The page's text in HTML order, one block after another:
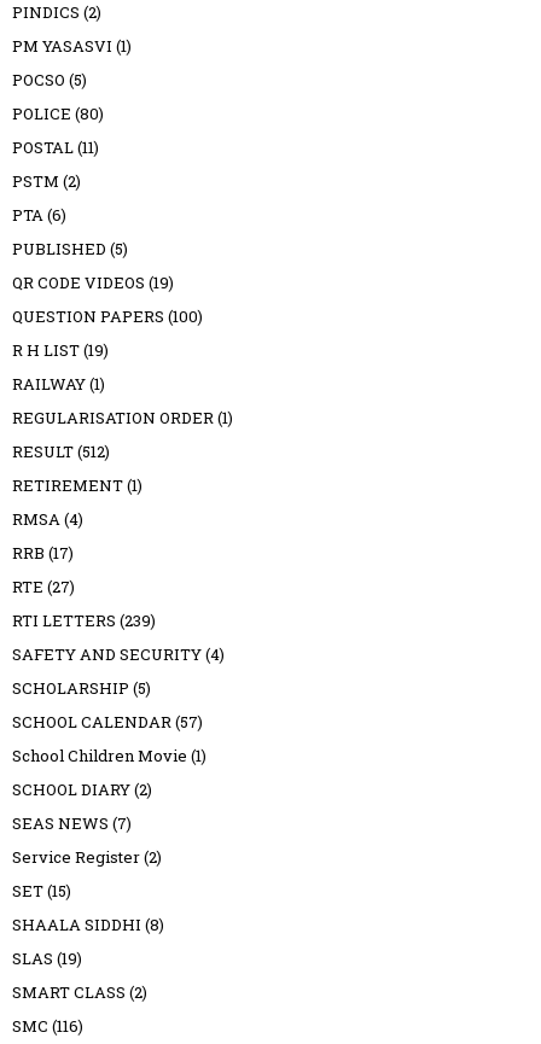
PINDICS (2)
PM YASASVI (1)
POCSO (5)
POLICE (80)
POSTAL(11)
PSTM (2)
PTA(6)
PUBLISHED (5)
QR CODE VIDEOS (19)
QUESTION PAPERS (100)
R H LIST(19)
RAILWAY(1)
REGULARISATION ORDER(1)
RESULT(512)
RETIREMENT(1)
RMSA(4)
RRB (17)
RTE (27)
RTI LETTERS (239)
SAFETY AND SECURITY(4)
SCHOLARSHIP (5)
SCHOOL CALENDAR(57)
School Children Movie (1)
SCHOOL DIARY(2)
SEAS NEWS (7)
Service Register(2)
SET(15)
SHAALA SIDDHI (8)
SLAS (19)
SMART CLASS (2)
SMC (116)